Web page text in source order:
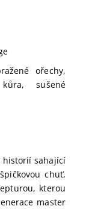
ořechy,
sušené
historií sahající
chuť,
kterou
master